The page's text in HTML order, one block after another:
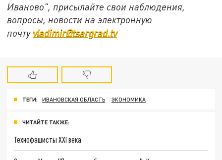
Иваново", присылайте свои наблюдения,
вопросы, новости на электронную
почту vladimir@tsargrad.tv
ТЕГИ: ИВАНОВСКАЯ ОБЛАСТЬ ЭКОНОМИКА
ЧИТАЙТЕ ТАКЖЕ:
Технофашисты XXI века